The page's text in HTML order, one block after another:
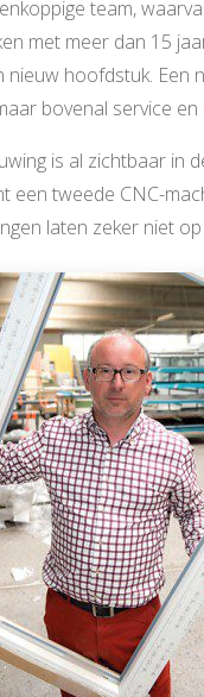
team,
met meer dan 15
nieuw hoofdstuk. Een
bovenal service en
is al zichtbaar in
een tweede CNC-
laten zeker niet